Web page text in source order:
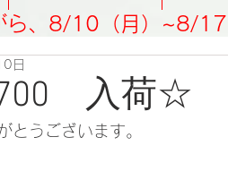
ら、8/10（月）~8/17
入荷☆
日
とうございます。